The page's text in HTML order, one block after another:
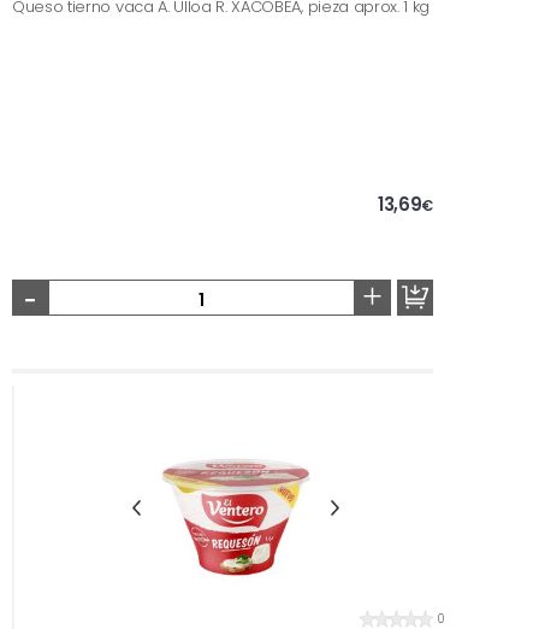
Queso tierno vaca A. Ulloa R. XACOBEA, pieza aprox. 1 kg
13,69€
- +
0